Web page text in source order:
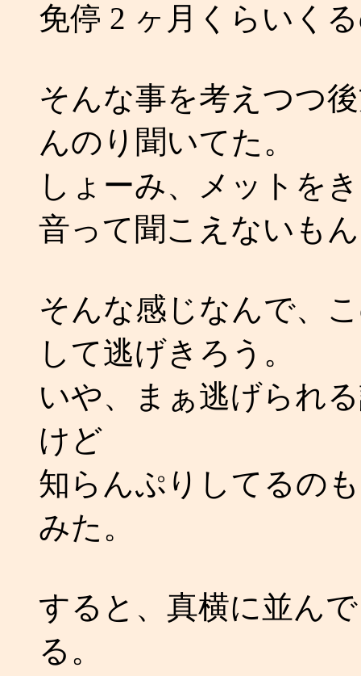
免停 2 ヶ月くらいく
そんな事を考えつつ
んのり聞いてた。
しょーみ、メットを
音って聞こえないも
そんな感じなんで、
して逃げきろう。
いや、まぁ逃げられ
けど
知らんぷりしてるの
みた。
すると、真横に並ん
る。